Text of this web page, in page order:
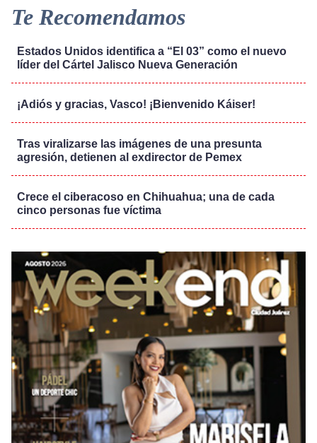
Te Recomendamos
Estados Unidos identifica a “El 03” como el nuevo
líder del Cártel Jalisco Nueva Generación
¡Adiós y gracias, Vasco! ¡Bienvenido Káiser!
Tras viralizarse las imágenes de una presunta
agresión, detienen al exdirector de Pemex
Crece el ciberacoso en Chihuahua; una de cada
cinco personas fue víctima